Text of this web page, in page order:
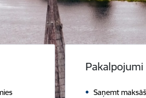
Pakalpojumi
Saņemt